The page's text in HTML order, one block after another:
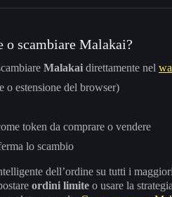
o scambiare Malakai?
Malakai direttamente nel
estensione del browser)
token da comprare o vendere
lo scambio
dell’ordine su tutti i
ordini limite o usare la strategia